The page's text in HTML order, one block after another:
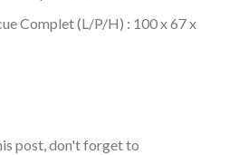
Complet (L/P/H) : 100 x 67 x
post, don't forget to